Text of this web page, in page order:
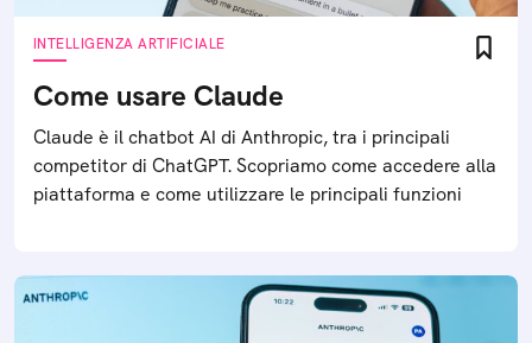
INTELLIGENZA ARTIFICIALE
Come usare Claude
Claude è il chatbot AI di Anthropic, tra i principali
competitor di ChatGPT. Scopriamo come accedere alla
piattaforma e come utilizzare le principali funzioni